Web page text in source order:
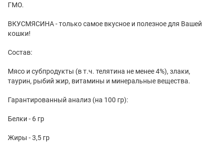
ГМО.
ВКУСМЯСИНА - только самое вкусное и полезное для Вашей
кошки!
Состав:
Мясо и субпродукты (в т.ч. телятина не менее 4%), злаки,
таурин, рыбий жир, витамины и минеральные вещества.
Гарантированный анализ (на 100 гр):
Белки - 6 гр
Жиры - 3,5 гр